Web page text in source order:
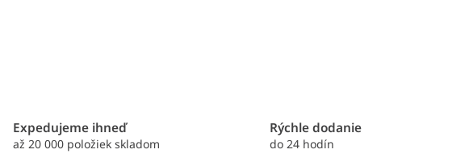
Expedujeme ihneď
až 20 000 položiek skladom
Rýchle dodanie
do 24 hodín